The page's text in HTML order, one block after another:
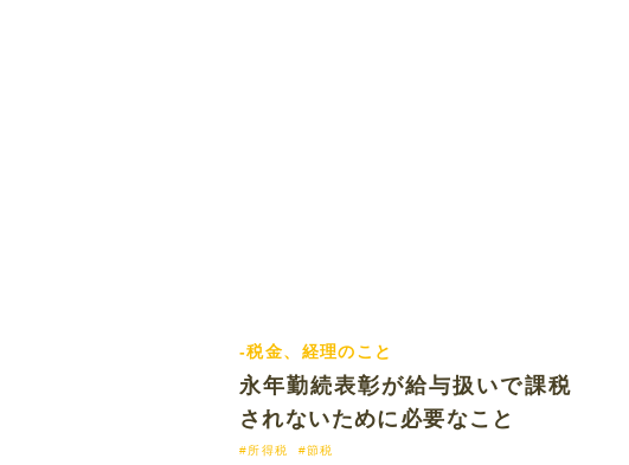
-税金、経理のこと
永年勤続表彰が給与扱いで課税
されないために必要なこと
#所得税 #節税